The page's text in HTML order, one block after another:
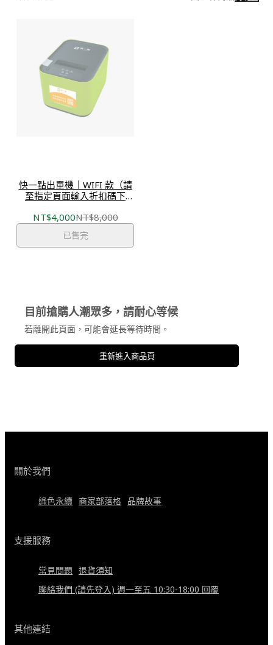
快一點出單機｜WIFI 款（請
至指定頁面輸入折扣碼下
NT$4,000NT$8,000
已售完
目前搶購人潮眾多，請耐心等候
若離開此頁面，可能會延長等待時間。
重新進入商品頁
關於我們
綠色永續 商家部落格 品牌故事
支援服務
常見問題 退貨須知
聯絡我們 (請先登入) 週一至五 10:30-18:00 回覆
其他連結